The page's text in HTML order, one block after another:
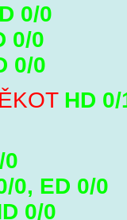
0/0
0/0
0/0
HD 0/
0
0, ED 0/0
0/0